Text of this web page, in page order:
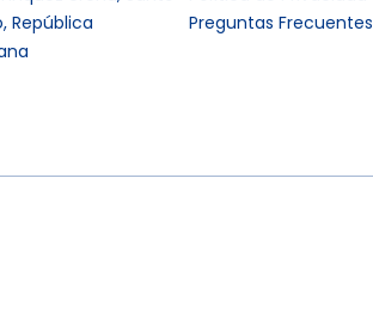
República
Preguntas Frecuentes